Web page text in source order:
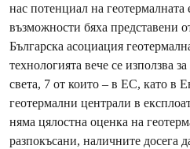
нас потенциал на
възможности бяха представени
Българска асоциация
технологията вече се използва
света, 7 от които – в ЕС, като в
геотермални централи в
няма цялостна оценка на
разпокъсани, наличните досега